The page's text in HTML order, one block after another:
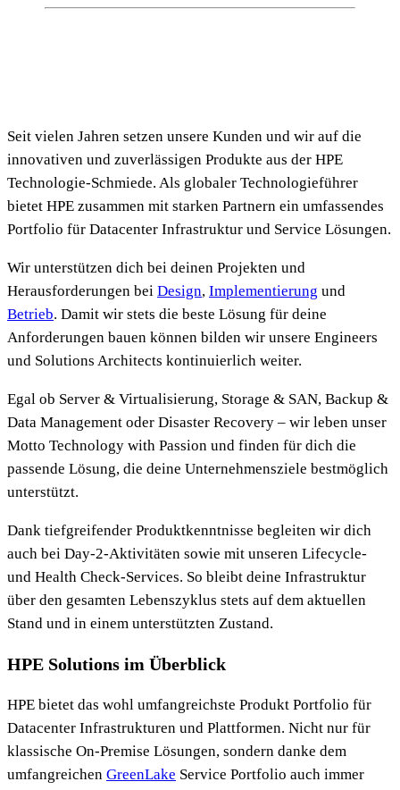
Seit vielen Jahren setzen unsere Kunden und wir auf die
innovativen und zuverlässigen Produkte aus der HPE
Technologie-Schmiede. Als globaler Technologieführer
bietet HPE zusammen mit starken Partnern ein umfassendes
Portfolio für Datacenter Infrastruktur und Service Lösungen.
Wir unterstützen dich bei deinen Projekten und
Herausforderungen bei Design, Implementierung und
Betrieb. Damit wir stets die beste Lösung für deine
Anforderungen bauen können bilden wir unsere Engineers
und Solutions Architects kontinuierlich weiter.
Egal ob Server & Virtualisierung, Storage & SAN, Backup &
Data Management oder Disaster Recovery – wir leben unser
Motto Technology with Passion und finden für dich die
passende Lösung, die deine Unternehmensziele bestmöglich
unterstützt.
Dank tiefgreifender Produktkenntnisse begleiten wir dich
auch bei Day-2-Aktivitäten sowie mit unseren Lifecycle-
und Health Check-Services. So bleibt deine Infrastruktur
über den gesamten Lebenszyklus stets auf dem aktuellen
Stand und in einem unterstützten Zustand.
HPE Solutions im Überblick
HPE bietet das wohl umfangreichste Produkt Portfolio für
Datacenter Infrastrukturen und Plattformen. Nicht nur für
klassische On-Premise Lösungen, sondern danke dem
umfangreichen GreenLake Service Portfolio auch immer